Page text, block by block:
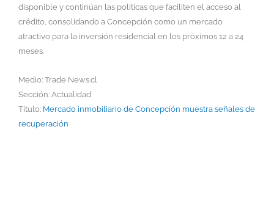
disponible y continúan las políticas que faciliten el acceso al
crédito, consolidando a Concepción como un mercado
atractivo para la inversión residencial en los próximos 12 a 24
meses.
Medio: Trade News.cl
Sección: Actualidad
Título: Mercado inmobiliario de Concepción muestra señales de
recuperación